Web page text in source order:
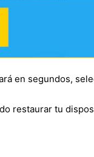
en segundos,
restaurar tu